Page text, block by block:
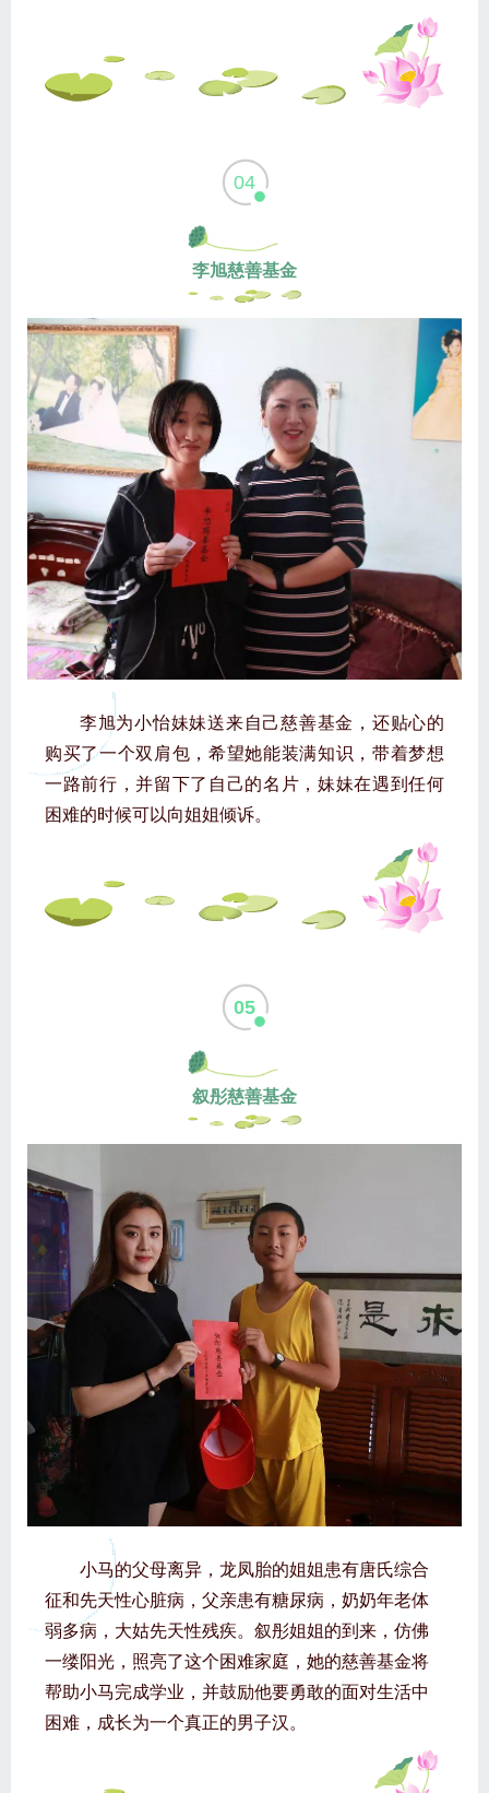
04
李旭慈善基金
李旭为小怡妹妹送来自己慈善基金，还贴心的
购买了一个双肩包，希望她能装满知识，带着梦想
一路前行，并留下了自己的名片，妹妹在遇到任何
困难的时候可以向姐姐倾诉。
05
叙彤慈善基金
小马的父母离异，龙凤胎的姐姐患有唐氏综合
征和先天性心脏病，父亲患有糖尿病，奶奶年老体
弱多病，大姑先天性残疾。叙彤姐姐的到来，仿佛
一缕阳光，照亮了这个困难家庭，她的慈善基金将
帮助小马完成学业，并鼓励他要勇敢的面对生活中
困难，成长为一个真正的男子汉。